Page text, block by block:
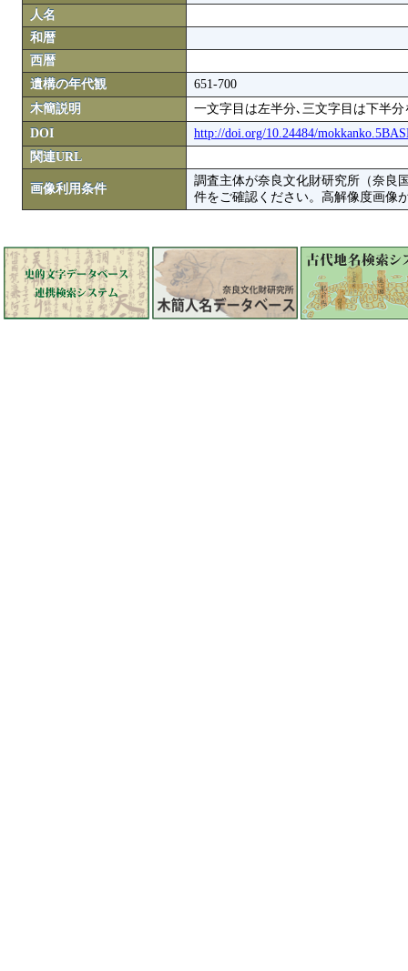
人名
和暦
西暦
遺構の年代観
651-700
木簡説明
一文字目は左半分､三文字目は下半分
DOI
http://doi.org/10.24484/
関連URL
画像利用条件
調査主体が奈良文化財研究所（奈良
件をご確認ください。高解像度画像